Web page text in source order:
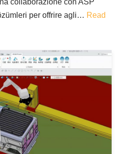
collaborazione con ASP
per offrire agli… Read